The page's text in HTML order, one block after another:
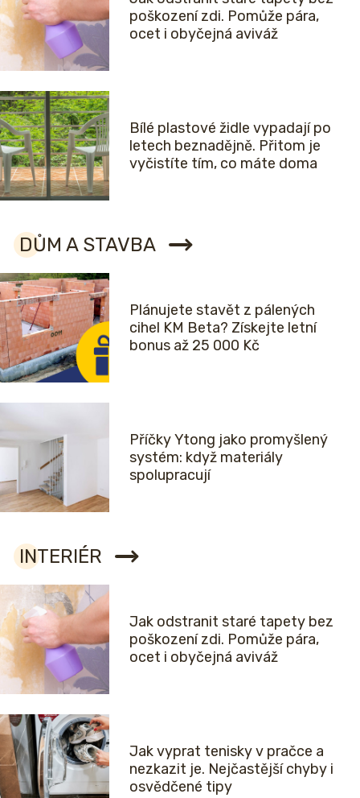
poškození zdi. Pomůže pára,
ocet i obyčejná aviváž
Bílé plastové židle vypadají po
letech beznadějně. Přitom je
vyčistíte tím, co máte doma
DŮM A STAVBA
Plánujete stavět z pálených
cihel KM Beta? Získejte letní
bonus až 25 000 Kč
Příčky Ytong jako promyšlený
systém: když materiály
spolupracují
INTERIÉR
Jak odstranit staré tapety bez
poškození zdi. Pomůže pára,
ocet i obyčejná aviváž
Jak vyprat tenisky v pračce a
nezkazit je. Nejčastější chyby i
osvědčené tipy